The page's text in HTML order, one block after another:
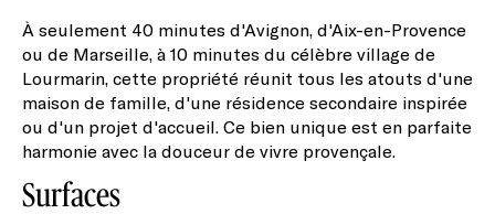
À seulement 40 minutes d'Avignon, d'Aix-en-Provence
ou de Marseille, à 10 minutes du célèbre village de
Lourmarin, cette propriété réunit tous les atouts d'une
maison de famille, d'une résidence secondaire inspirée
ou d'un projet d'accueil. Ce bien unique est en parfaite
harmonie avec la douceur de vivre provençale.
Surfaces